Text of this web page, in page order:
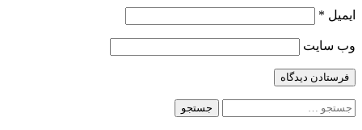
ایمیل *
وب‌ سایت
جستجو
برای: